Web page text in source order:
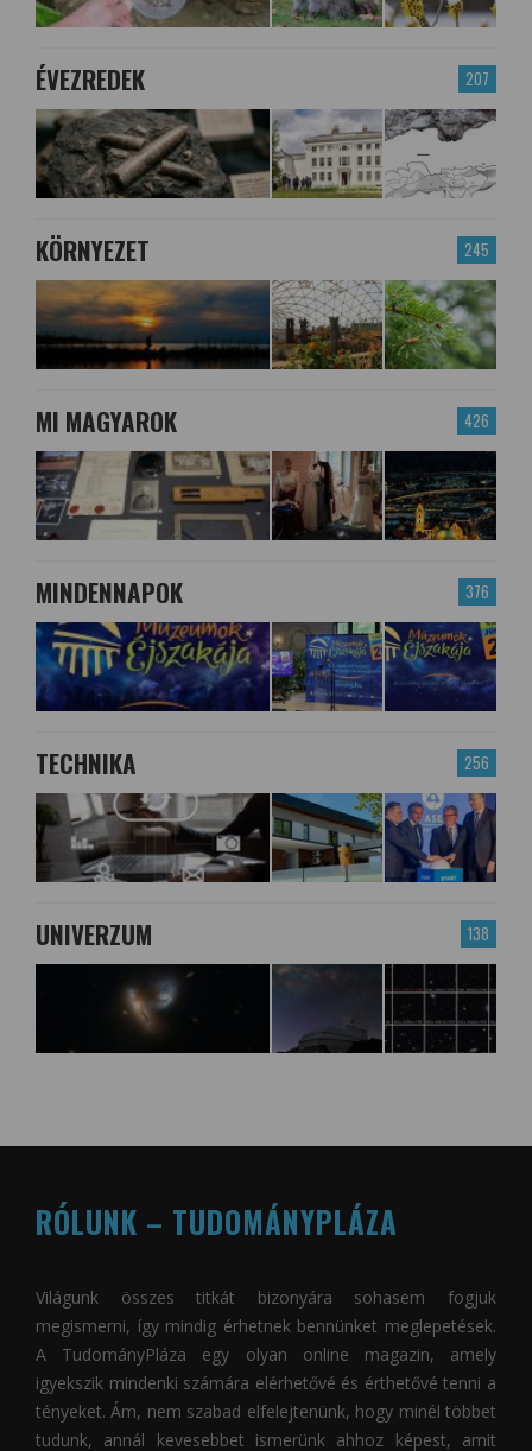
207
ÉVEZREDEK
245
KÖRNYEZET
426
MI MAGYAROK
376
MINDENNAPOK
256
TECHNIKA
138
UNIVERZUM
RÓLUNK – TUDOMÁNYPLÁZA
Világunk összes titkát bizonyára sohasem fogjuk
megismerni, így mindig érhetnek bennünket meglepetések.
A TudományPláza egy olyan online magazin, amely
igyekszik mindenki számára elérhetővé és érthetővé tenni a
tényeket. Ám, nem szabad elfelejtenünk, hogy minél többet
tudunk, annál kevesebbet ismerünk ahhoz képest, amit